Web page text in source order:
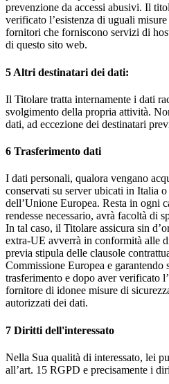
prevenzione da accessi abusivi. Il
verificato l’esistenza di uguali
fornitori che forniscono servizi di
di questo sito web.
5 Altri destinatari dei dati:
Il Titolare tratta internamente i dati
svolgimento della propria attività.
dati, ad eccezione dei destinatari
6 Trasferimento dati
I dati personali, qualora vengano
conservati su server ubicati in Italia
dell’Unione Europea. Resta in ogni
rendesse necessario, avrà facoltà di
In tal caso, il Titolare assicura sin
extra-UE avverrà in conformità alle
previa stipula delle clausole
Commissione Europea e garantendo
trasferimento e dopo aver verificato
fornitore di idonee misure di
autorizzati dei dati.
7 Diritti dell'interessato
Nella Sua qualità di interessato, lei
all’art. 15 RGPD e precisamente i